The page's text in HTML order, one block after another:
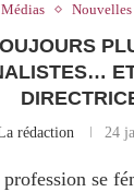
Médias Nouvelles
rédaction 24
se